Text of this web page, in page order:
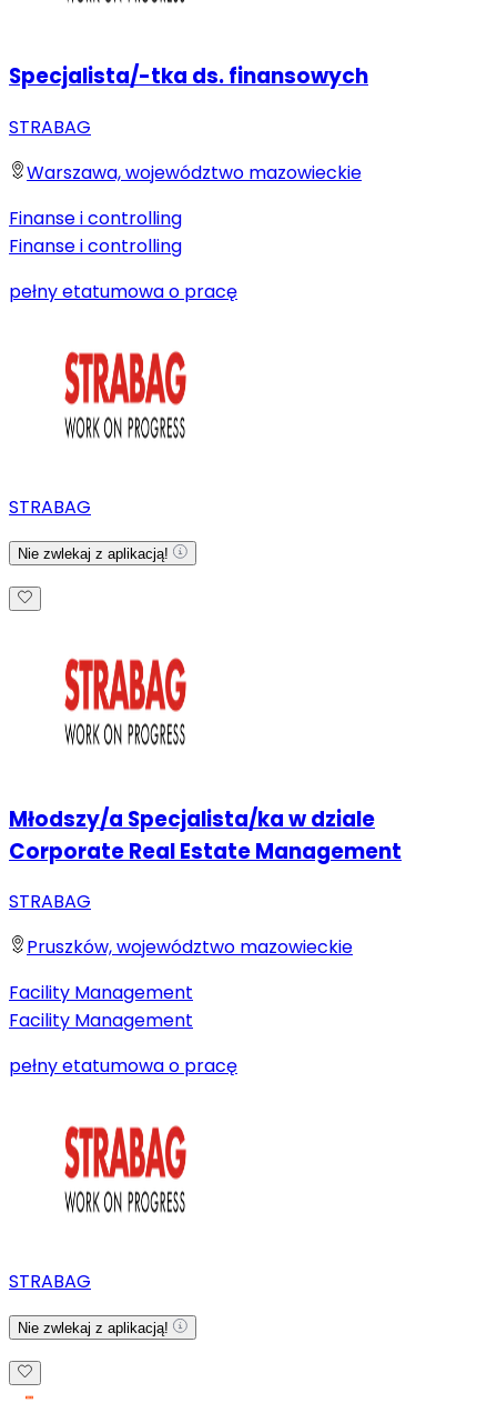
Specjalista/-tka ds. finansowych
STRABAG
Warszawa, województwo mazowieckie
Finanse i controlling
Finanse i controlling
pełny etatumowa o pracę
STRABAG
Nie zwlekaj z aplikacją!
Młodszy/a Specjalista/ka w dziale
Corporate Real Estate Management
STRABAG
Pruszków, województwo mazowieckie
Facility Management
Facility Management
pełny etatumowa o pracę
STRABAG
Nie zwlekaj z aplikacją!